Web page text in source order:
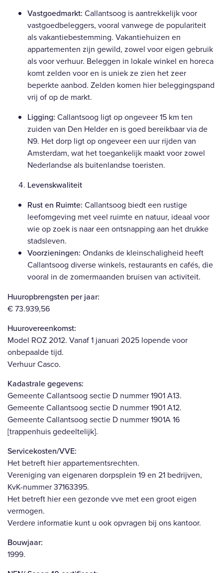
Vastgoedmarkt: Callantsoog is aantrekkelijk voor
vastgoedbeleggers, vooral vanwege de populariteit
als vakantiebestemming. Vakantiehuizen en
appartementen zijn gewild, zowel voor eigen gebruik
als voor verhuur. Beleggen in lokale winkel en horeca
komt zelden voor en is uniek ze zien het zeer
beperkte aanbod. Zelden komen hier beleggingspand
vrij of op de markt.
Ligging: Callantsoog ligt op ongeveer 15 km ten
zuiden van Den Helder en is goed bereikbaar via de
N9. Het dorp ligt op ongeveer een uur rijden van
Amsterdam, wat het toegankelijk maakt voor zowel
Nederlandse als buitenlandse toeristen.
Levenskwaliteit
Rust en Ruimte: Callantsoog biedt een rustige
leefomgeving met veel ruimte en natuur, ideaal voor
wie op zoek is naar een ontsnapping aan het drukke
stadsleven.
Voorzieningen: Ondanks de kleinschaligheid heeft
Callantsoog diverse winkels, restaurants en cafés, die
vooral in de zomermaanden bruisen van activiteit.
Huuropbrengsten per jaar:
€ 73.939,56
Huurovereenkomst:
Model ROZ 2012. Vanaf 1 januari 2025 lopende voor
onbepaalde tijd.
Verhuur Casco.
Kadastrale gegevens:
Gemeente Callantsoog sectie D nummer 1901 A13.
Gemeente Callantsoog sectie D nummer 1901 A12.
Gemeente Callantsoog sectie D nummer 1901A 16
[trappenhuis gedeeltelijk].
Servicekosten/VVE:
Het betreft hier appartementsrechten.
Vereniging van eigenaren dorpsplein 19 en 21 bedrijven,
KvK-nummer 37163395.
Het betreft hier een gezonde vve met een groot eigen
vermogen.
Verdere informatie kunt u ook opvragen bij ons kantoor.
Bouwjaar:
1999.